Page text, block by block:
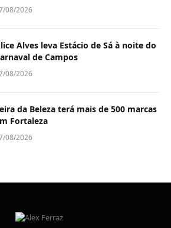
08/2026
Alves leva Estácio de Sá à noite do
de Campos
08/2026
da Beleza terá mais de 500 marcas
Fortaleza
08/2026